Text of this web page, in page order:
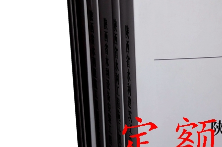
四川省清单定额 河南省建设工程预算定额
云南省建设工程预算定额 2020民法典
陕西省水利工程概预算定 宁夏建设工程计价定额
冶金工业建设工程概算定 河北省建设工程消耗量定
额
天津建设工程预算定额 20kv及以下配电网工程预
算定额
广东省水利水电概预算定 全国消耗量工程定额